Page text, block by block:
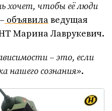
хочет, чтобы её люди
объявилаведущая
Марина Лаврукевич.
– это, если
нашего сознания».